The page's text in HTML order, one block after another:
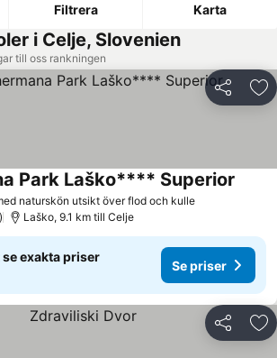
Filtrera Karta
i Celje, Slovenien
till oss rankningen
Dela
naturskön utsikt över flod och kulle
Park Laško**** Superior
Laško, 9.1 km till Celje
exakta priser
Se priser
Dela